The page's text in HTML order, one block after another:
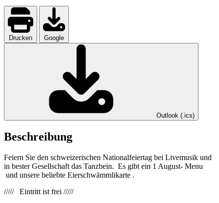
Drucken Google
Outlook (.ics)
Beschreibung
Feiern Sie den schweizerischen Nationalfeiertag bei Livemusik und
in bester Gesellschaft das Tanzbein. Es gibt ein 1 August- Menu
und unsere beliebte Eierschwämmlikarte .
///// Eintritt ist frei /////